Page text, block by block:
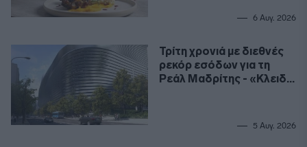
6 Αυγ. 2026
Τρίτη χρονιά με διεθνές
ρεκόρ εσόδων για τη
Ρεάλ Μαδρίτης - «Κλειδί»
5 Αυγ. 2026